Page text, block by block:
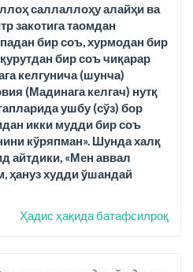
саллаллоҳу алайҳи ва
закотига таомдан
бир соъ, хурмодан бир
бир соъ чиқарар
келгунича (шунча)
(Мадинага келгач) нутқ
ушбу (сўз) бор
икки мудди бир соъ
кўряпман». Шунда халқ
айтдики, «Мен аввал
ҳануз худди ўшандай
Ҳадис ҳақида батафсилроқ